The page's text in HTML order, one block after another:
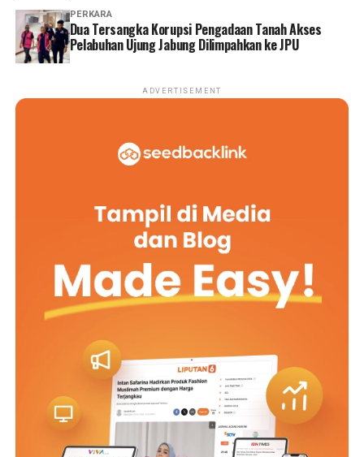
PERKARA
Dua Tersangka Korupsi Pengadaan Tanah Akses
Pelabuhan Ujung Jabung Dilimpahkan ke JPU
ADVERTISEMENT